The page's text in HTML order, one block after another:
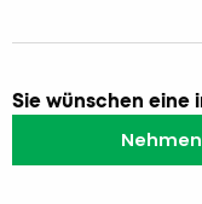
Sie wünschen eine